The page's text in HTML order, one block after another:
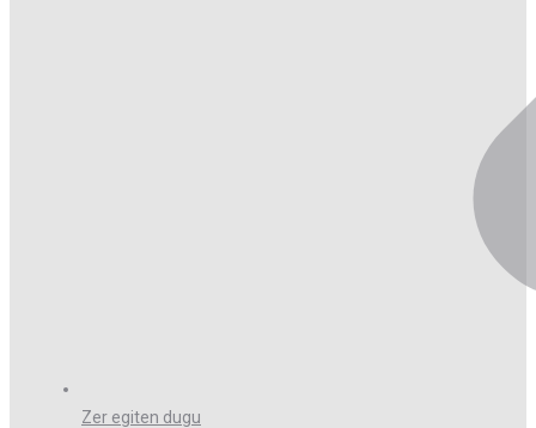
Zer egiten dugu